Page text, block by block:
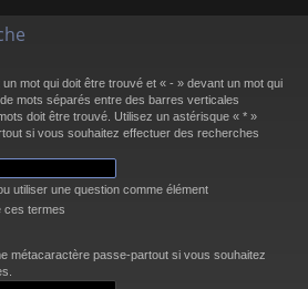
mot qui doit être trouvé et « - » devant un mot qui
mots séparés entre des barres verticales
doit être trouvé. Utilisez un astérisque « * »
si vous souhaitez effectuer des recherches
utiliser une question comme élément
ces termes
métacaractère passe-partout si vous souhaitez